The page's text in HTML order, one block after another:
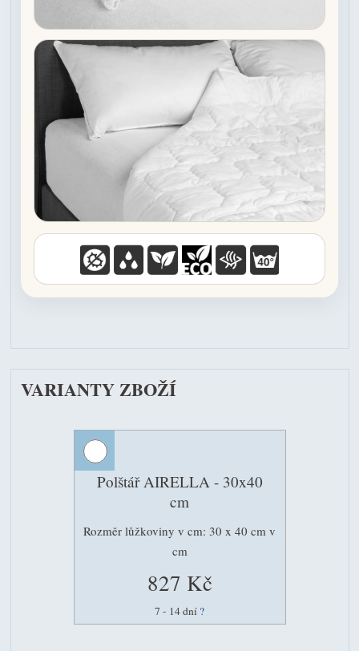
VARIANTY ZBOŽÍ
Polštář AIRELLA - 30x40
cm
Rozměr lůžkoviny v cm: 30 x 40 cm v
cm
827 Kč
7 - 14 dní ?